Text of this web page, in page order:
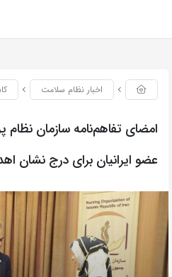
اخبار نظام سلامت
امضای تفاهم‌نامه سازمان
عضو ایرانیان برای درج نشان